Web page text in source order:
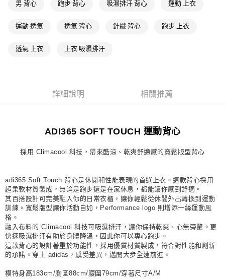
付款後萊爾富取貨
每筆NT$80，滿NT$1,500(含以上)免運費
付款後門市自取
每筆NT$80，滿NT$1,500(含以上)免運費
男 背心 跑步 背心 吸濕排汗 背心 運動 上衣
運動 透氣 透氣 背心 針織 背心 跑步 上衣
透氣 上衣 上衣 吸濕排汗
詳細說明 相關推薦
ADI365 SOFT TOUCH 運動背心
採用 Climacool 科技，帶來酷涼、乾爽舒適感的寬鬆版型背心
adi365 Soft Touch 背心是休閒和性能表現的首選上衣。這款背心採用
超柔軟材質製成，無論是跑步還是在家休息，都能讓你感到舒適。
其百搭設計可完美融入你的日常衣櫃，讓你輕鬆從休閒外出轉換到運動
訓練。寬鬆版型讓你活動自如，Performance logo 則增添一絲運動風
格。
融入布料的 Climacool 科技可吸濕排汗，讓你保持乾爽、心無旁騖。更
快速吸濕排汗有助於身體降溫，因此你可以專心跑步。
這款背心的設計著重於功能性，採用優質材質製成，符合對性能和創新
的承諾。穿上 adidas，感受差異，邁開大步全速前進。
模特身高183cm/胸圍88cm/腰圍79cm/穿著尺寸A/M